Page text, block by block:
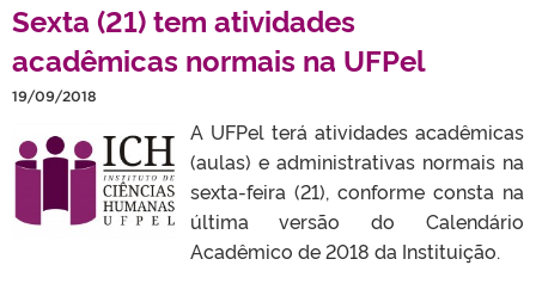
Sexta (21) tem atividades
acadêmicas normais na UFPel
19/09/2018
A UFPel terá atividades acadêmicas
(aulas) e administrativas normais na
sexta-feira (21), conforme consta na
última versão do Calendário
Acadêmico de 2018 da Instituição.